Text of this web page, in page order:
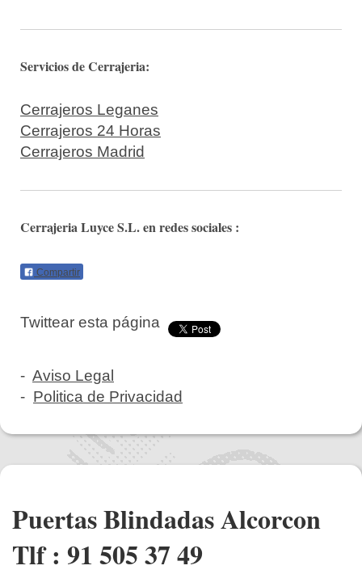
Servicios de Cerrajeria:
Cerrajeros Leganes
Cerrajeros 24 Horas
Cerrajeros Madrid
Cerrajeria Luyce S.L.en redes sociales :
Compartir
Twittear esta página
- Aviso Legal
- Politica de Privacidad
Puertas Blindadas Alcorcon
Tlf : 91 505 37 49